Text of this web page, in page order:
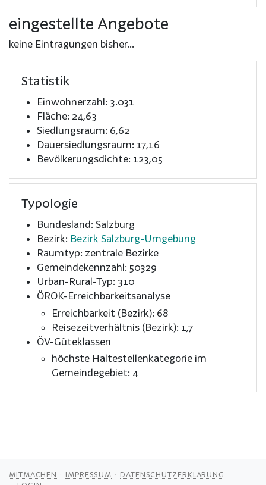
eingestellte Angebote
keine Eintragungen bisher...
Statistik
Einwohnerzahl: 3.031
Fläche: 24,63
Siedlungsraum: 6,62
Dauersiedlungsraum: 17,16
Bevölkerungsdichte: 123,05
Typologie
Bundesland: Salzburg
Bezirk: Bezirk Salzburg-Umgebung
Raumtyp: zentrale Bezirke
Gemeindekennzahl: 50329
Urban-Rural-Typ: 310
ÖROK-Erreichbarkeitsanalyse
Erreichbarkeit (Bezirk): 68
Reisezeitverhältnis (Bezirk): 1,7
ÖV-Güteklassen
höchste Haltestellenkategorie im
Gemeindegebiet: 4
MITMACHEN IMPRESSUM
DATENSCHUTZERKLÄRUNG